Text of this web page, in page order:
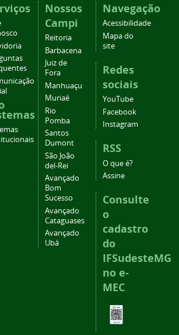
Nossos
Campi
Reitoria
Barbacena
Juiz de
Fora
Manhuaçu
Muriaé
Rio
Pomba
Santos
Dumont
São João
del-Rei
Avançado
Bom
Sucesso
Avançado
Cataguases
Avançado
Ubá
Navegação
Acessibilidade
Mapa do
site
Redes
sociais
YouTube
Facebook
Instagram
RSS
O que é?
Assine
Consulte
o
cadastro
do
IFSudesteMG
no e-
MEC